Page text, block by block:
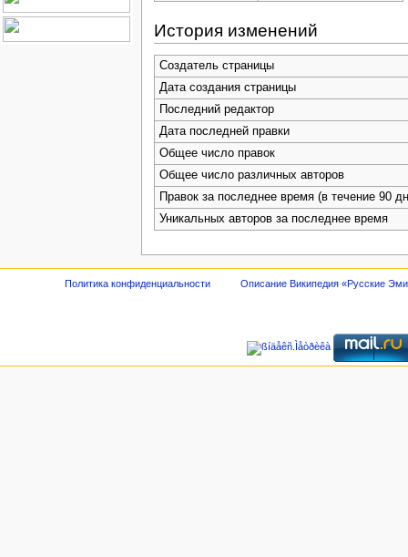
История изменений
Создатель страницы
Дата создания страницы
Последний редактор
Дата последней правки
Общее число правок
Общее число различных авторов
Правок за последнее время (в течение 90
Уникальных авторов за последнее время
Политика конфиденциальности Описание Википедия «Русские